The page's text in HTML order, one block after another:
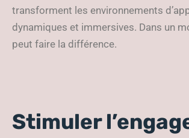
transforment les environnements
dynamiques et immersives. Dans un
peut faire la différence.
Stimuler